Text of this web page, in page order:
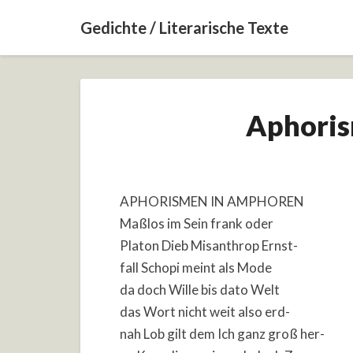
Gedichte / Literarische Texte
APHORISMEN IN AMPHOREN
Maßlos im Sein frank oder
Platon Dieb Misanthrop Ernst-
fall Schopi meint als Mode
da doch Wille bis dato Welt
das Wort nicht weit also erd-
nah Lob gilt dem Ich ganz groß her-